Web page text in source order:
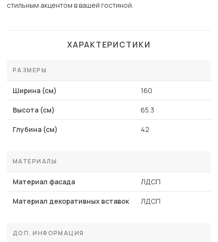
стильным акцентом в вашей гостиной.
ХАРАКТЕРИСТИКИ
РАЗМЕРЫ
Ширина (см) 160
Высота (см) 65.3
Глубина (см) 42
МАТЕРИАЛЫ
Материал фасада ЛДСП
Материал декоративных вставок ЛДСП
ДОП. ИНФОРМАЦИЯ